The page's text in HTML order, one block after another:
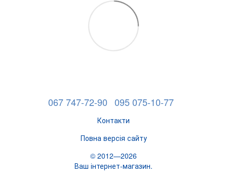
067 747-72-90 095 075-10-77
Контакти
Повна версія сайту
© 2012—2026
Ваш інтернет-магазин.